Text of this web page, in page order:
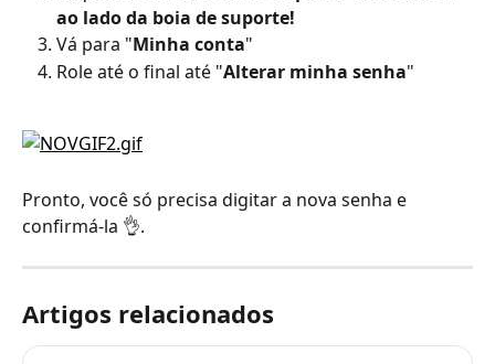
ao lado da boia de suporte!
Vá para "Minha conta"
Role até o final até "Alterar minha senha"
Pronto, você só precisa digitar a nova senha e
confirmá-la 👌.
Artigos relacionados